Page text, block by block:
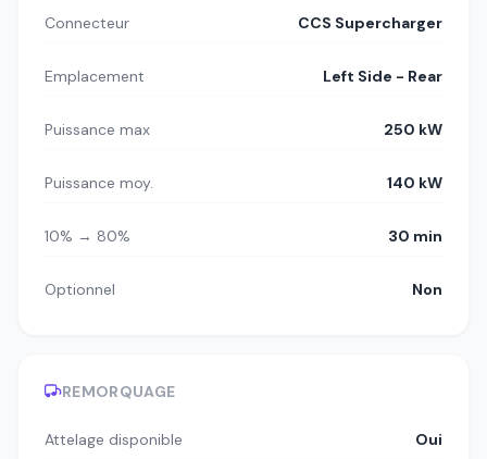
Connecteur CCS Supercharger
Emplacement Left Side - Rear
Puissance max 250 kW
Puissance moy. 140 kW
10% → 80% 30 min
Optionnel Non
REMORQUAGE
Attelage disponible Oui